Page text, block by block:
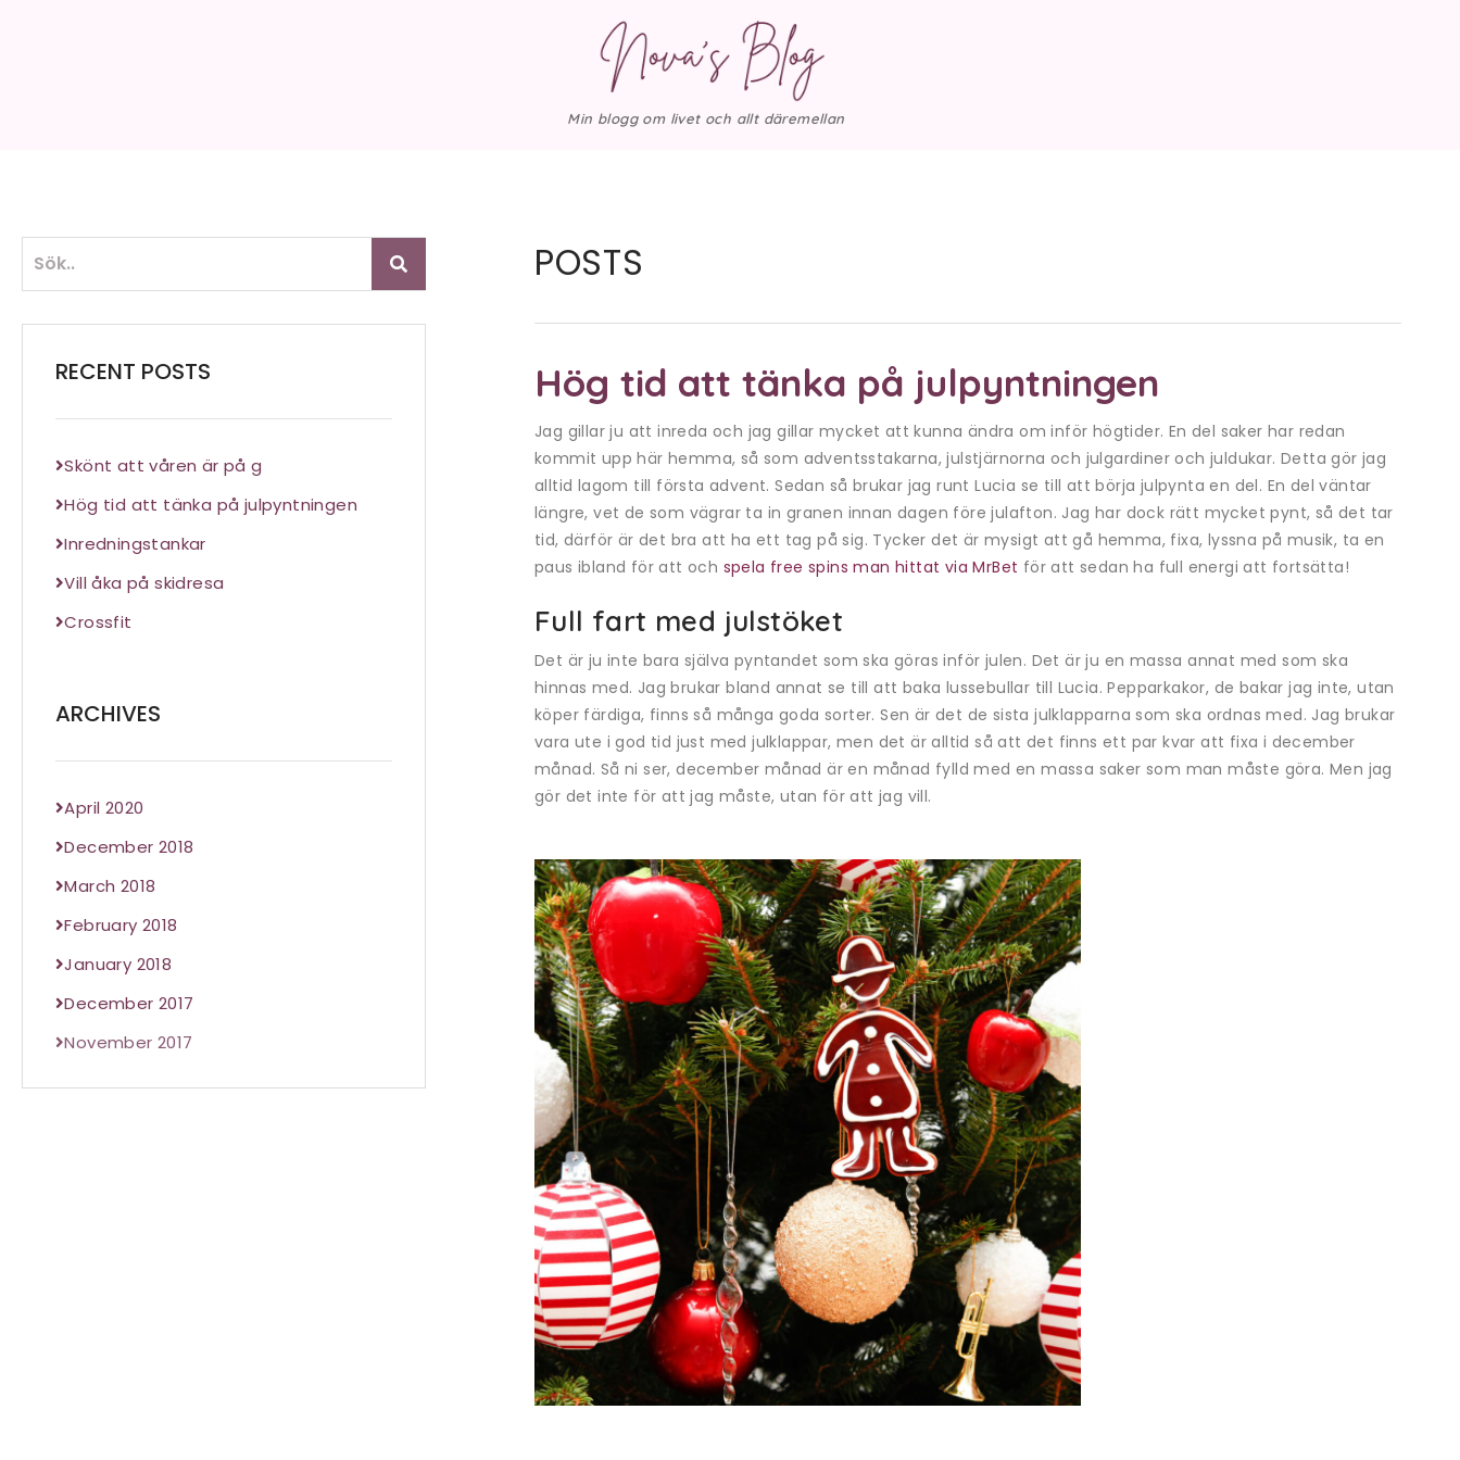
Min blogg om livet och allt däremellan
RECENT POSTS
Skönt att våren är på g
Hög tid att tänka på julpyntningen
Inredningstankar
Vill åka på skidresa
Crossfit
ARCHIVES
April 2020
December 2018
March 2018
February 2018
January 2018
December 2017
November 2017
POSTS
Hög tid att tänka på julpyntningen
Jag gillar ju att inreda och jag gillar mycket att kunna ändra om inför högtider. En del saker har redan
kommit upp här hemma, så som adventsstakarna, julstjärnorna och julgardiner och juldukar. Detta gör jag
alltid lagom till första advent. Sedan så brukar jag runt Lucia se till att börja julpynta en del. En del väntar
längre, vet de som vägrar ta in granen innan dagen före julafton. Jag har dock rätt mycket pynt, så det tar
tid, därför är det bra att ha ett tag på sig. Tycker det är mysigt att gå hemma, fixa, lyssna på musik, ta en
paus ibland för att och spela free spins man hittat via MrBet för att sedan ha full energi att fortsätta!
Full fart med julstöket
Det är ju inte bara själva pyntandet som ska göras inför julen. Det är ju en massa annat med som ska
hinnas med. Jag brukar bland annat se till att baka lussebullar till Lucia. Pepparkakor, de bakar jag inte, utan
köper färdiga, finns så många goda sorter. Sen är det de sista julklapparna som ska ordnas med. Jag brukar
vara ute i god tid just med julklappar, men det är alltid så att det finns ett par kvar att fixa i december
månad. Så ni ser, december månad är en månad fylld med en massa saker som man måste göra. Men jag
gör det inte för att jag måste, utan för att jag vill.